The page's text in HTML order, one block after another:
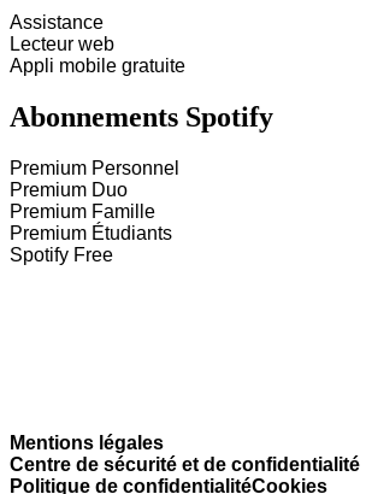
Assistance
Lecteur web
Appli mobile gratuite
Abonnements Spotify
Premium Personnel
Premium Duo
Premium Famille
Premium Étudiants
Spotify Free
Mentions légales
Centre de sécurité et de confidentialité
Politique de confidentialitéCookies